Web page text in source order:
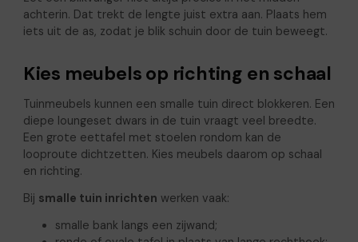
achterin. Dat trekt de lengte juist extra aan. Plaats hem
iets uit de as, zodat je blik schuin door de tuin beweegt.
Kies meubels op richting en schaal
Tuinmeubels kunnen een smalle tuin direct blokkeren. Een
diepe loungeset dwars in de tuin vraagt veel breedte.
Een grote eettafel met stoelen rondom kan de
looproute dichtzetten. Kies meubels daarom op schaal
en richting.
Bij smalle tuin inrichten werken vaak:
smalle bank langs een zijwand;